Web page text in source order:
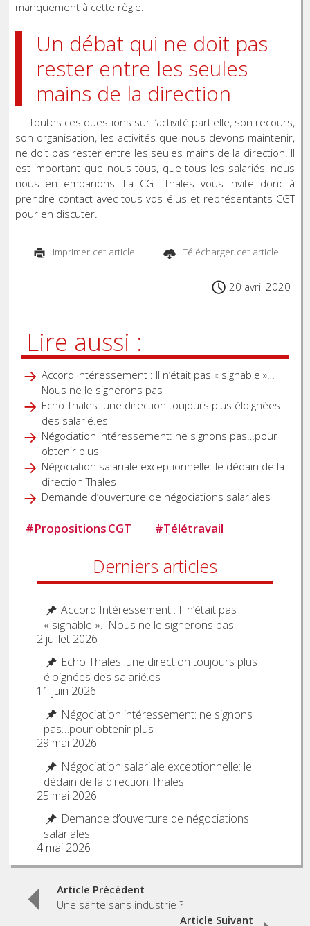
manquement à cette règle.
Un débat qui ne doit pas
rester entre les seules
mains de la direction
Toutes ces questions sur l’activité partielle, son recours,
son organisation, les activités que nous devons maintenir,
ne doit pas rester entre les seules mains de la direction. Il
est important que nous tous, que tous les salariés, nous
nous en emparions. La CGT Thales vous invite donc à
prendre contact avec tous vos élus et représentants CGT
pour en discuter.
Imprimer cet article Télécharger cet article
20 avril 2020
Lire aussi :
Accord Intéressement : Il n’était pas « signable »…
Nous ne le signerons pas
Echo Thales: une direction toujours plus éloignées
des salarié.es
Négociation intéressement: ne signons pas…pour
obtenir plus
Négociation salariale exceptionnelle: le dédain de la
direction Thales
Demande d’ouverture de négociations salariales
#Propositions CGT #Télétravail
Derniers articles
Accord Intéressement : Il n’était pas
« signable »…Nous ne le signerons pas
2 juillet 2026
Echo Thales: une direction toujours plus
éloignées des salarié.es
11 juin 2026
Négociation intéressement: ne signons
pas…pour obtenir plus
29 mai 2026
Négociation salariale exceptionnelle: le
dédain de la direction Thales
25 mai 2026
Demande d’ouverture de négociations
salariales
4 mai 2026
PostArticle Précédent
Une sante sans industrie ?
Article Suivant